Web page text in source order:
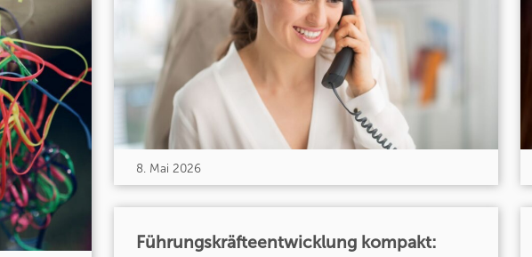
8. Mai 2026
Führungskräfteentwicklung kompakt: